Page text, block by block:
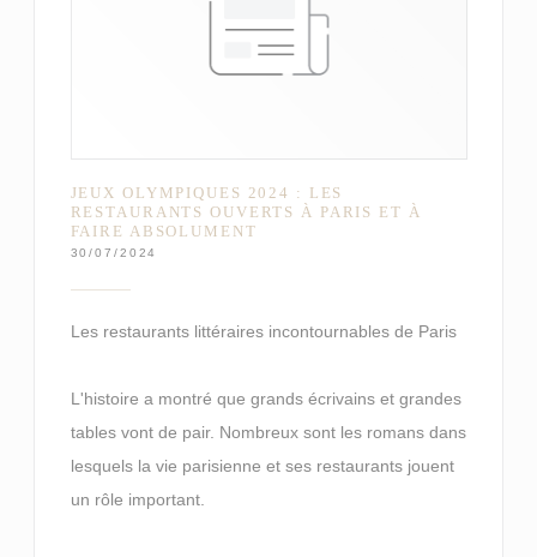
JEUX OLYMPIQUES 2024 : LES
RESTAURANTS OUVERTS À PARIS ET À
FAIRE ABSOLUMENT
30/07/2024
Les restaurants littéraires incontournables de Paris
L'histoire a montré que grands écrivains et grandes
tables vont de pair. Nombreux sont les romans dans
lesquels la vie parisienne et ses restaurants jouent
un rôle important.